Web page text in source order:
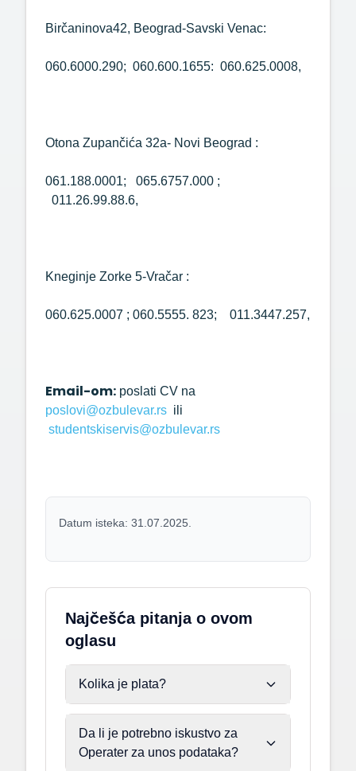
Birčaninova42, Beograd-Savski Venac:
060.6000.290; 060.600.1655: 060.625.0008,
Otona Zupančića 32a- Novi Beograd :
061.188.0001; 065.6757.000 ;
011.26.99.88.6,
Kneginje Zorke 5-Vračar :
060.625.0007 ; 060.5555. 823; 011.3447.257,
Email-om: poslati CV na
poslovi@ozbulevar.rs ili
studentskiservis@ozbulevar.rs
Datum isteka: 31.07.2025.
Najčešća pitanja o ovom
oglasu
Kolika je plata?
Da li je potrebno iskustvo za
Operater za unos podataka?